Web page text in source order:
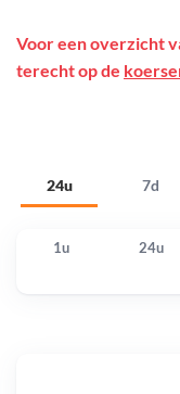
24u 7d
Voor een overzicht
terecht op de
1u 24u